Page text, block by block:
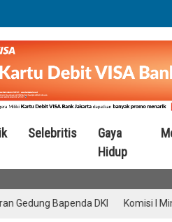
Selebritis
Gaya
Hidup
DKI Komisi I Minta